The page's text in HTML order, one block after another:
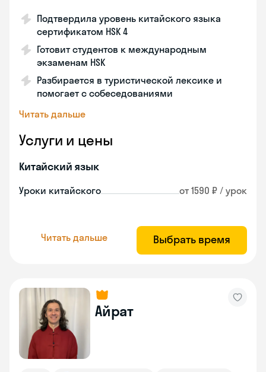
Подтвердила уровень китайского языка
сертификатом HSK 4
Готовит студентов к международным
экзаменам HSK
Разбирается в туристической лексике и
помогает с собеседованиями
Читать дальше
Услуги и цены
Китайский язык
Уроки китайского от 1590 ₽ / урок
Читать дальше Выбрать время
Айрат